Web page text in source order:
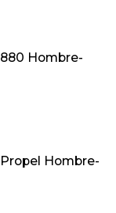
Hombre-
Hombre-